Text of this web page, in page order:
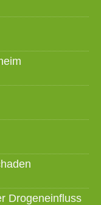
Drogeneinfluss